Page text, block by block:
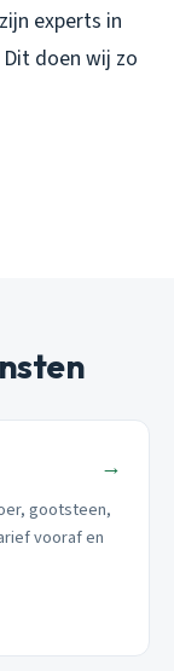
experts in
doen wij zo
→
gootsteen,
vooraf en